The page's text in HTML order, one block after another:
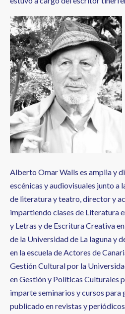
Alberto Omar Walls es amplia y
escénicas y audiovisuales junto a
de literatura y teatro, director y
impartiendo clases de Literatura
y Letras y de Escritura Creativa
de la Universidad de La laguna y
en la escuela de Actores de
Gestión Cultural por la
en Gestión y Políticas Culturales
imparte seminarios y cursos para
publicado en revistas y